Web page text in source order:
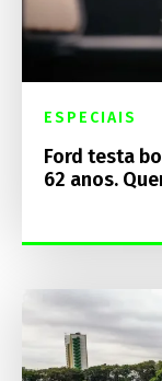
ESPECIAIS
Ford testa
62 anos.